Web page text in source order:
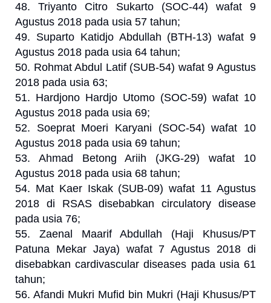
48. Triyanto Citro Sukarto (SOC-44) wafat 9
Agustus 2018 pada usia 57 tahun;
49. Suparto Katidjo Abdullah (BTH-13) wafat 9
Agustus 2018 pada usia 64 tahun;
50. Rohmat Abdul Latif (SUB-54) wafat 9 Agustus
2018 pada usia 63;
51. Hardjono Hardjo Utomo (SOC-59) wafat 10
Agustus 2018 pada usia 69;
52. Soeprat Moeri Karyani (SOC-54) wafat 10
Agustus 2018 pada usia 69 tahun;
53. Ahmad Betong Ariih (JKG-29) wafat 10
Agustus 2018 pada usia 68 tahun;
54. Mat Kaer Iskak (SUB-09) wafat 11 Agustus
2018 di RSAS disebabkan circulatory disease
pada usia 76;
55. Zaenal Maarif Abdullah (Haji Khusus/PT
Patuna Mekar Jaya) wafat 7 Agustus 2018 di
disebabkan cardivascular diseases pada usia 61
tahun;
56. Afandi Mukri Mufid bin Mukri (Haji Khusus/PT